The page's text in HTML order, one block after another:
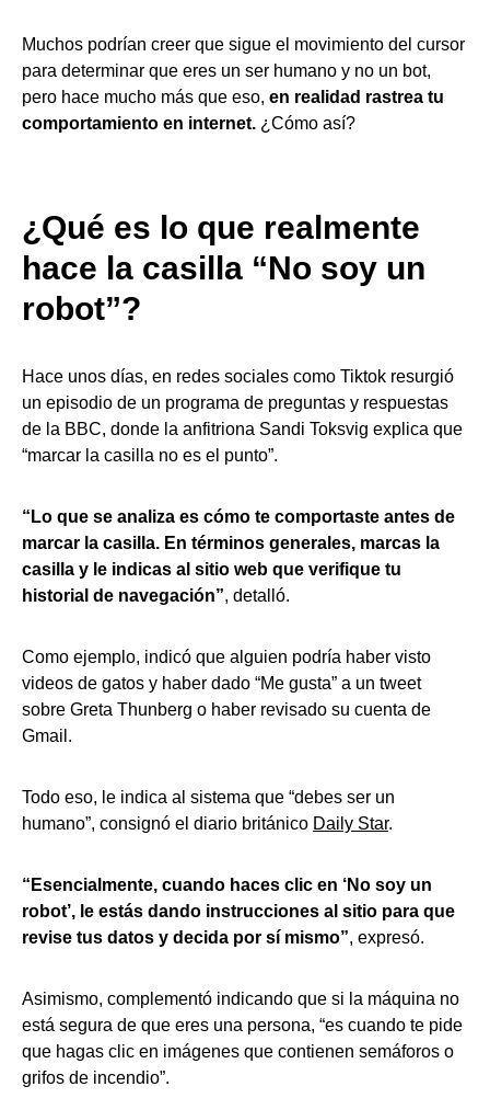
Muchos podrían creer que sigue el movimiento del cursor
para determinar que eres un ser humano y no un bot,
pero hace mucho más que eso, en realidad rastrea tu
comportamiento en internet. ¿Cómo así?
¿Qué es lo que realmente
hace la casilla “No soy un
robot”?
Hace unos días, en redes sociales como Tiktok resurgió
un episodio de un programa de preguntas y respuestas
de la BBC, donde la anfitriona Sandi Toksvig explica que
“marcar la casilla no es el punto”.
“Lo que se analiza es cómo te comportaste antes de
marcar la casilla. En términos generales, marcas la
casilla y le indicas al sitio web que verifique tu
historial de navegación”, detalló.
Como ejemplo, indicó que alguien podría haber visto
videos de gatos y haber dado “Me gusta” a un tweet
sobre Greta Thunberg o haber revisado su cuenta de
Gmail.
Todo eso, le indica al sistema que “debes ser un
humano”, consignó el diario británico Daily Star.
“Esencialmente, cuando haces clic en ‘No soy un
robot’, le estás dando instrucciones al sitio para que
revise tus datos y decida por sí mismo”, expresó.
Asimismo, complementó indicando que si la máquina no
está segura de que eres una persona, “es cuando te pide
que hagas clic en imágenes que contienen semáforos o
grifos de incendio”.